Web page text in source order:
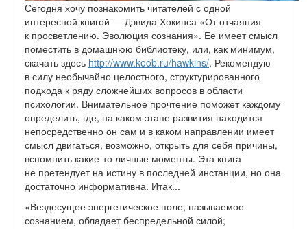
Сегодня хочу познакомить читателей с одной
интересной книгой — Дэвида Хокинса «От отчаяния
к просветлению. Эволюция сознания». Ее имеет смысл
поместить в домашнюю библиотеку, или, как минимум,
скачать здесь http://www.koob.ru/hawkins/. Рекомендую
в силу необычайно целостного, структурированного
подхода к ряду сложнейших вопросов в области
психологии. Внимательное прочтение поможет каждому
определить, где, на каком этапе развития находится
непосредственно он сам и в каком направлении имеет
смысл двигаться, возможно, открыть для себя причины,
вспомнить какие-то личные моменты. Эта книга
не претендует на истину в последней инстанции, но она
достаточно информативна. Итак...
«Вездесущее энергетическое поле, называемое
сознанием, обладает беспредельной силой;